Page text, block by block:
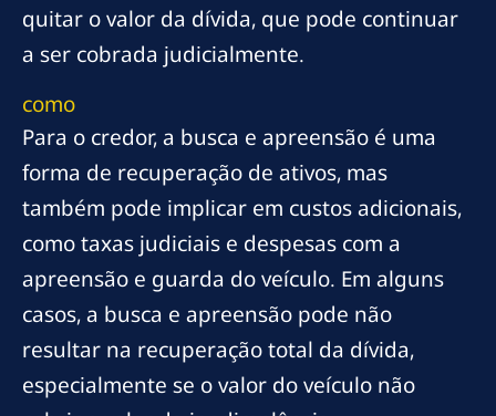
quitar o valor da dívida, que pode continuar
a ser cobrada judicialmente.
como
Para o credor, a busca e apreensão é uma
forma de recuperação de ativos, mas
também pode implicar em custos adicionais,
como taxas judiciais e despesas com a
apreensão e guarda do veículo. Em alguns
casos, a busca e apreensão pode não
resultar na recuperação total da dívida,
especialmente se o valor do veículo não